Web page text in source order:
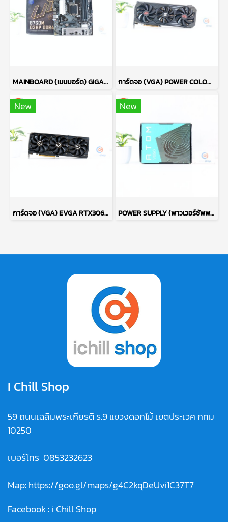
MAINBOARD (เมนบอร์ด) GIGABYTE B760M D3HP DDR4 P17722 การ์ดจอ (VGA) POWER COLOR RED DEVIL RX6700XT 12GB 3F P15085
New
การ์ดจอ (VGA) EVGA RTX3060TI 8GB 3F FTW3 ULTRA P16563
New
POWER SUPPLY (พาวเวอร์ซัพพลาย) ANTEC ATOM V550 550W P13722
I Chill Shop
59 ถนนเฉลิมพระเกียรติ ร.9 แขวงดอกไม้ เขตประเวศ กทม
10250
เบอร์โทร 0853232623
Map:https://goo.gl/maps/g4C2kqDeUvi1C37T7
Facebook :i Chill Shop